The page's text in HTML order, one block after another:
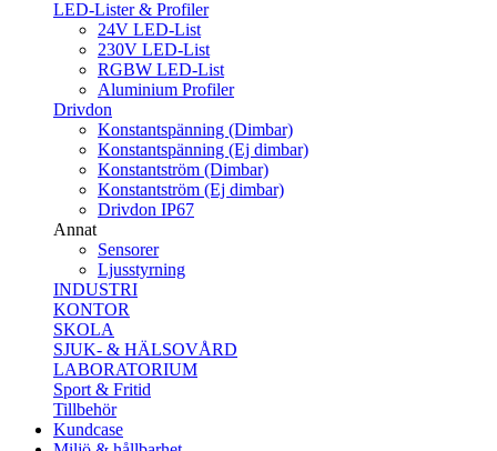
LED-Lister & Profiler
24V LED-List
230V LED-List
RGBW LED-List
Aluminium Profiler
Drivdon
Konstantspänning (Dimbar)
Konstantspänning (Ej dimbar)
Konstantström (Dimbar)
Konstantström (Ej dimbar)
Drivdon IP67
Annat
Sensorer
Ljusstyrning
INDUSTRI
KONTOR
SKOLA
SJUK- & HÄLSOVÅRD
LABORATORIUM
Sport & Fritid
Tillbehör
Kundcase